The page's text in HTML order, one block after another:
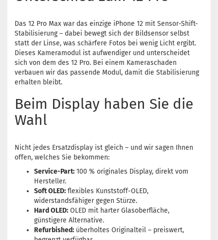
Das 12 Pro Max war das einzige iPhone 12 mit Sensor-Shift-
Stabilisierung – dabei bewegt sich der Bildsensor selbst
statt der Linse, was schärfere Fotos bei wenig Licht ergibt.
Dieses Kameramodul ist aufwendiger und unterscheidet
sich von dem des 12 Pro. Bei einem Kameraschaden
verbauen wir das passende Modul, damit die Stabilisierung
erhalten bleibt.
Beim Display haben Sie die
Wahl
Nicht jedes Ersatzdisplay ist gleich – und wir sagen Ihnen
offen, welches Sie bekommen:
Service-Part: 100 % originales Display, direkt vom
Hersteller.
Soft OLED: flexibles Kunststoff-OLED,
widerstandsfähiger gegen Stürze.
Hard OLED: OLED mit harter Glasoberfläche,
günstigere Alternative.
Refurbished: überholtes Originalteil – preiswert,